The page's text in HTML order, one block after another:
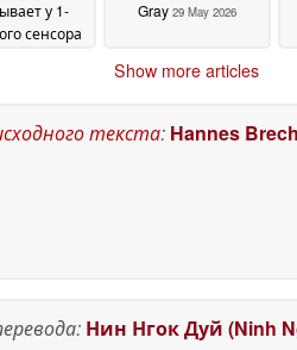
у 1-
сенсора
Gray 29 May 2026
Show more articles
текста: Hannes
Нин Нгок Дуй (Ninh